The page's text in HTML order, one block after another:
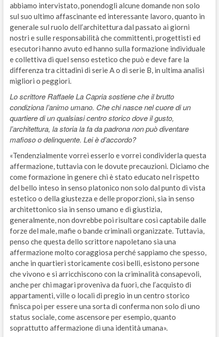
abbiamo intervistato, ponendogli alcune domande non solo
sul suo ultimo affascinante ed interessante lavoro, quanto in
generale sul ruolo dell’architettura dal passato ai giorni
nostri e sulle responsabilità che committenti, progettisti ed
esecutori hanno avuto ed hanno sulla formazione individuale
e collettiva di quel senso estetico che può e deve fare la
differenza tra cittadini di serie A o di serie B, in ultima analisi
migliori o peggiori.
Lo scrittore Raffaele La Capria sostiene che il brutto
condiziona l’animo umano. Che chi nasce nel cuore di un
quartiere di un qualsiasi centro storico dove il gusto,
l’architettura, la storia la fa da padrona non può diventare
mafioso o delinquente. Lei è d’accordo?
«Tendenzialmente vorrei esserlo e vorrei condividerla questa
affermazione, tuttavia con le dovute precauzioni. Diciamo che
come formazione in genere chi è stato educato nel rispetto
del bello inteso in senso platonico non solo dal punto di vista
estetico o della giustezza e delle proporzioni, sia in senso
architettonico sia in senso umano e di giustizia,
generalmente, non dovrebbe poi risultare così captabile dalle
forze del male, mafie o bande criminali organizzate. Tuttavia,
penso che questa dello scrittore napoletano sia una
affermazione molto coraggiosa perché sappiamo che spesso,
anche in quartieri storicamente così belli, esistono persone
che vivono e si arricchiscono con la criminalità consapevoli,
anche per chi magari proveniva da fuori, che l’acquisto di
appartamenti, ville o locali di pregio in un centro storico
finisca poi per essere una sorta di conferma non solo di uno
status sociale, come ascensore per esempio, quanto
soprattutto affermazione di una identità umana».